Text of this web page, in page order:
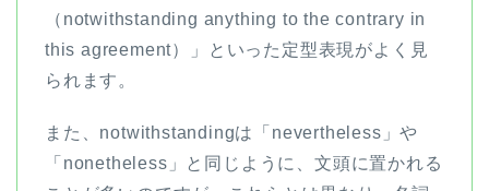
（notwithstanding anything to the contrary in
this agreement）」といった定型表現がよく見
られます。
また、notwithstandingは「nevertheless」や
「nonetheless」と同じように、文頭に置かれる